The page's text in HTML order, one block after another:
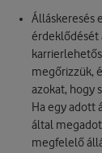
Álláskeresés
érdeklődését
megőrizzük,
azokat, hogy
Ha egy adott
által
megfelelő